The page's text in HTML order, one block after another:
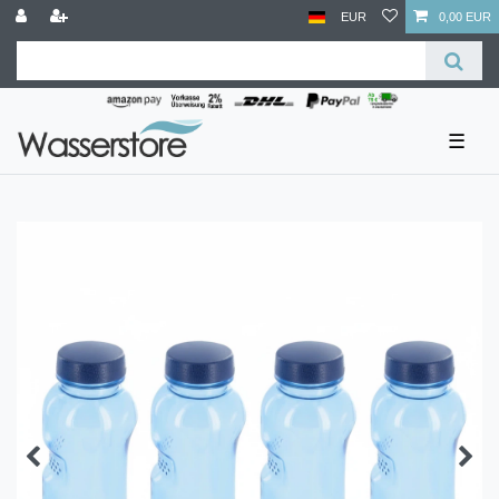
EUR 0,00 EUR
☰